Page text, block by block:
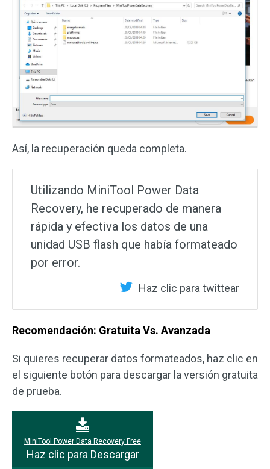
Así, la recuperación queda completa.
Utilizando MiniTool Power Data
Recovery, he recuperado de manera
rápida y efectiva los datos de una
unidad USB flash que había formateado
por error.
Haz clic para twittear
Recomendación: Gratuita Vs. Avanzada
Si quieres recuperar datos formateados, haz clic en
el siguiente botón para descargar la versión gratuita
de prueba.
MiniTool Power Data Recovery Free
Haz clic para Descargar